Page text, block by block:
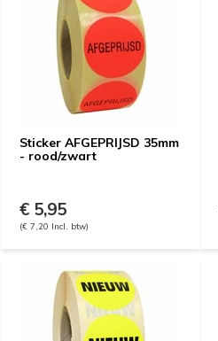
Sticker AFGEPRIJSD 35mm
- rood/zwart
€ 5,95
(€ 7,20 Incl. btw)